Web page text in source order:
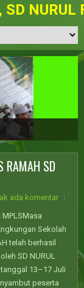
NURUL
RAMAH SD
ada komentar
Sekolah
telah berhasil
SD NURUL
13–17 Juli
peserta